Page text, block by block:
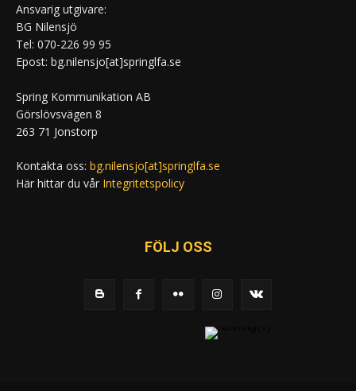
Ansvarig utgivare:
BG Nilensjö
Tel: 070-226 99 95
Epost: bg.nilensjo[at]springlfa.se
Spring Kommunikation AB
Görslövsvägen 8
263 71 Jonstorp
Kontakta oss: bg.nilensjo[at]springlfa.se
Här hittar du vår Integritetspolicy
FÖLJ OSS